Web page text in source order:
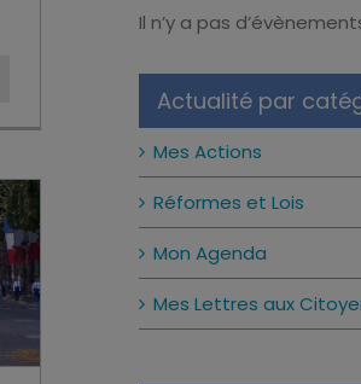
Notice
Il n’y a pas
Actualité par
Mes Actions
Réformes et Lois
Mon Agenda
Mes Lettres aux